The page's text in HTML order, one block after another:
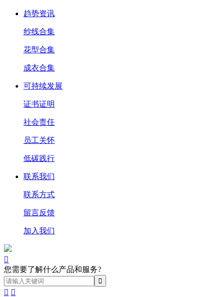
趋势资讯
纱线合集
花型合集
成衣合集
可持续发展
证书证明
社会责任
员工关怀
低碳践行
联系我们
联系方式
留言反馈
加入我们

您需要了解什么产品和服务?
 